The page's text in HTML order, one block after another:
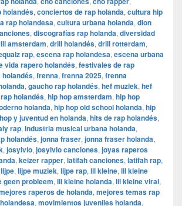
holandés, conciertos de rap holanda, cultura hip
rap holandesa, cultura urbana holanda, dion
, discografías rap holanda, diversidad
amsterdam, drill holandés, drill rotterdam,
rap, escena rap holandesa, escena urbana
vida rapero holandés, festivales de rap
, frenna, frenna 2025, frenna
, gaucho rap holandés, hef muziek, hef
holandés, hip hop amsterdam, hip hop
holanda, hip hop old school holanda, hip
y juventud en holanda, hits de rap holandés,
rap, industria musical urbana holanda,
holandés, jonna fraser, jonna fraser holanda,
, josylvio, josylvio canciones, joyas raperos
, keizer rapper, latifah canciones, latifah rap,
lijpe, lijpe muziek, lijpe rap, lil kleine, lil kleine
geen probleem, lil kleine holanda, lil kleine viral,
raperos de holanda, mejores temas rap
, movimientos juveniles holanda,